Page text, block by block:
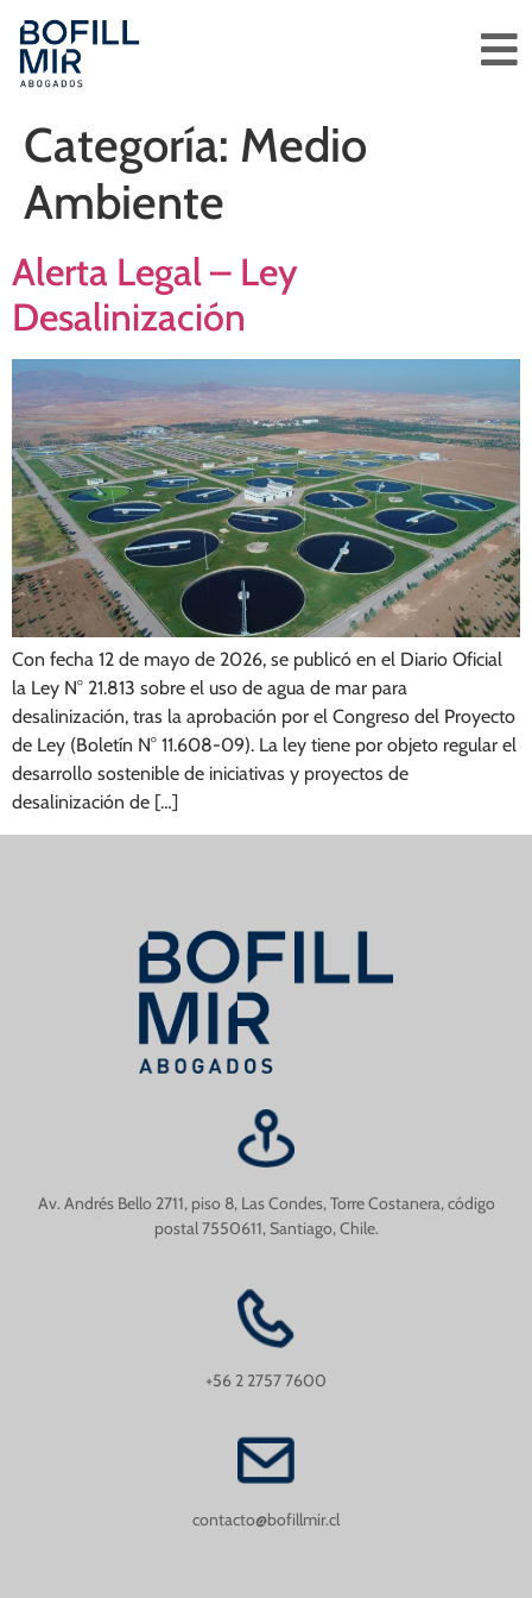
Categoría: Medio
Ambiente
Alerta Legal – Ley
Desalinización
Con fecha 12 de mayo de 2026, se publicó en el Diario Oficial
la Ley N° 21.813 sobre el uso de agua de mar para
desalinización, tras la aprobación por el Congreso del Proyecto
de Ley (Boletín N° 11.608-09). La ley tiene por objeto regular el
desarrollo sostenible de iniciativas y proyectos de
desalinización de […]
Av. Andrés Bello 2711, piso 8, Las Condes, Torre Costanera, código
postal 7550611, Santiago, Chile.
+56 2 2757 7600
contacto@bofillmir.cl